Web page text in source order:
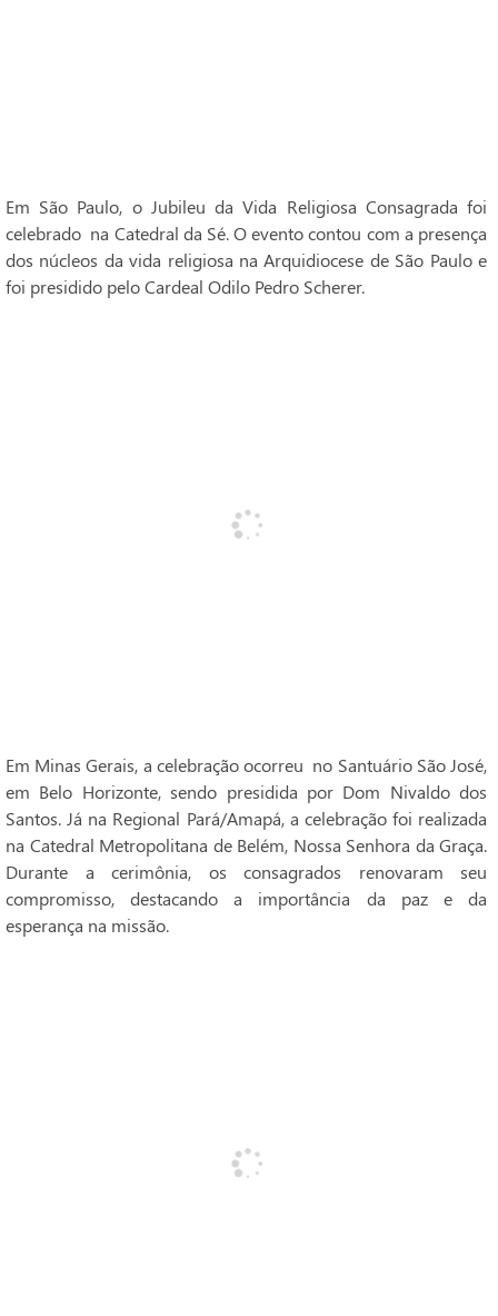
Em São Paulo, o Jubileu da Vida Religiosa Consagrada foi
celebrado na Catedral da Sé. O evento contou com a presença
dos núcleos da vida religiosa na Arquidiocese de São Paulo e
foi presidido pelo Cardeal Odilo Pedro Scherer.
Em Minas Gerais, a celebração ocorreu no Santuário São José,
em Belo Horizonte, sendo presidida por Dom Nivaldo dos
Santos. Já na Regional Pará/Amapá, a celebração foi realizada
na Catedral Metropolitana de Belém, Nossa Senhora da Graça.
Durante a cerimônia, os consagrados renovaram seu
compromisso, destacando a importância da paz e da
esperança na missão.